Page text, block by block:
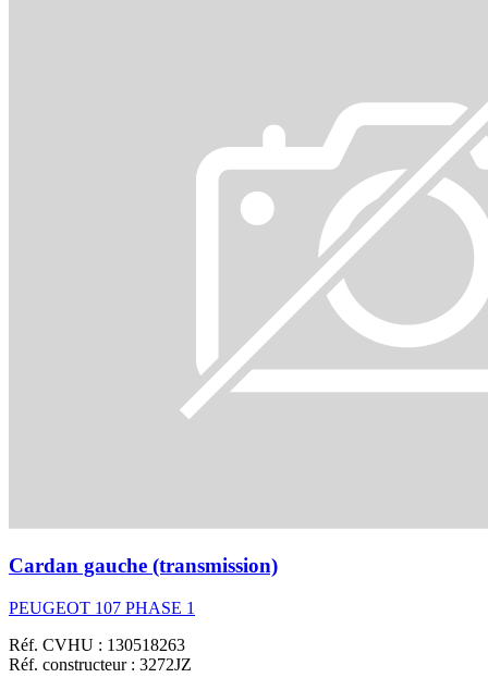
Cardan gauche (transmission)
PEUGEOT 107 PHASE 1
Réf. CVHU : 130518263
Réf. constructeur : 3272JZ